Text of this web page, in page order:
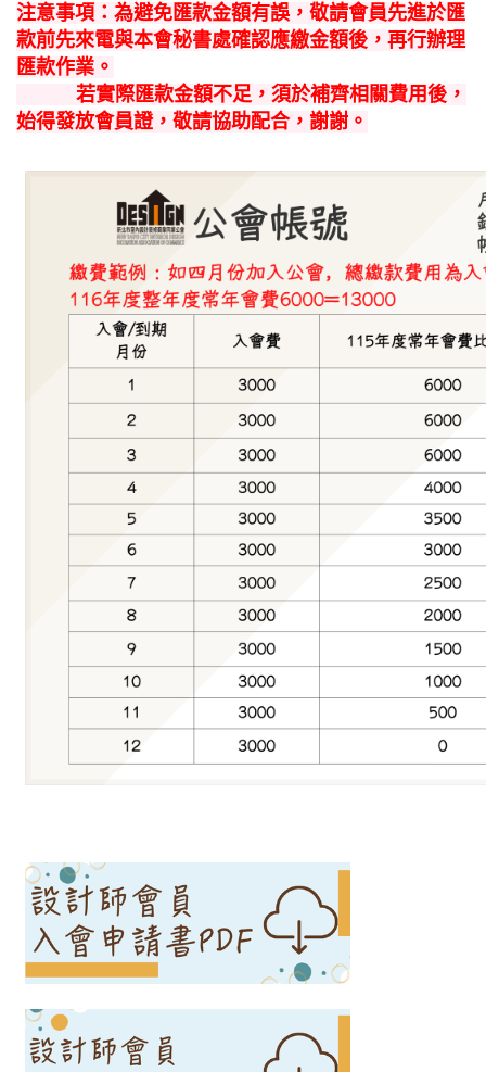
注意事項：為避免匯款金額有誤，敬請會員先進於匯
款前先來電與本會秘書處確認應繳金額後，再行辦理
匯款作業。
若實際匯款金額不足，須於補齊相關費用後，
始得發放會員證，敬請協助配合，謝謝。